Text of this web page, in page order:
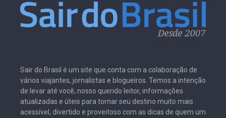
Sair do Brasil é um site que conta com a colaboração de
vários viajantes, jornalistas e blogueiros. Temos a intenção
de levar até você, nosso querido leitor, informações
atualizadas e úteis para tornar seu destino muito mais
acessível, divertido e proveitoso com as dicas de quem um